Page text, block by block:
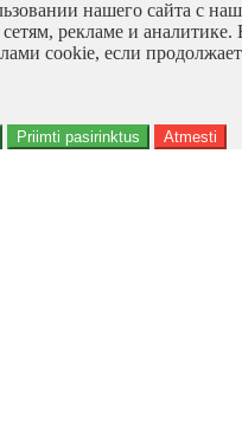
нашего сайта с
рекламе и аналитике.
cookie, если
Priimti pasirinktus Atmesti